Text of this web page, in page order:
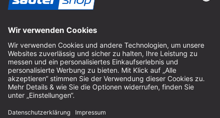
Impressum
AGB
Datenschutz
Cookie-Einstellungen
© 2026 sauter GmbH